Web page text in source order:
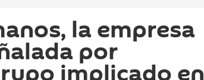
la empresa
por